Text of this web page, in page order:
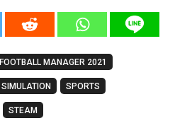
FOOTBALL MANAGER 2021
SIMULATION SPORTS
STEAM